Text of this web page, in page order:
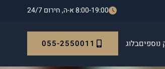
8:00-19:00 א-ה, חירום 24/7
נוספיםבלוג
055-2550011